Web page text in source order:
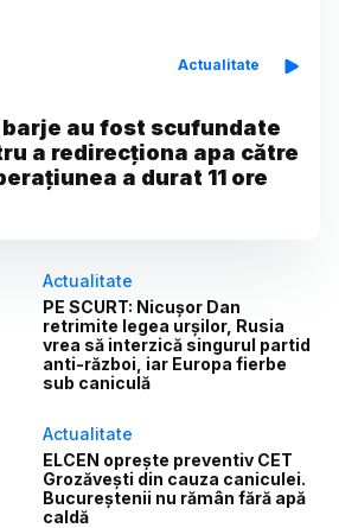
Actualitate
barje au fost scufundate
a redirecționa apa către
a durat 11 ore
Actualitate
PE SCURT: Nicușor Dan
retrimite legea urșilor, Rusia
vrea să interzică singurul partid
anti-război, iar Europa fierbe
sub caniculă
Actualitate
ELCEN oprește preventiv CET
Grozăvești din cauza caniculei.
Bucureștenii nu rămân fără apă
caldă